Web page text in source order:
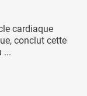
cardiaque
conclut cette
...